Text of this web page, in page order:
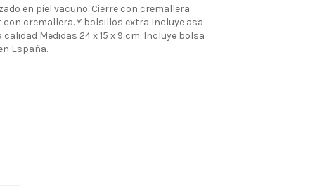
en piel vacuno. Cierre con cremallera
cremallera. Y bolsillos extra Incluye asa
Medidas 24 x 15 x 9 cm. Incluye bolsa
España.